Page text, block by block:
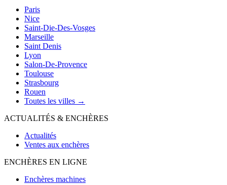
Paris
Nice
Saint-Die-Des-Vosges
Marseille
Saint Denis
Lyon
Salon-De-Provence
Toulouse
Strasbourg
Rouen
Toutes les villes →
ACTUALITÉS & ENCHÈRES
Actualités
Ventes aux enchères
ENCHÈRES EN LIGNE
Enchères machines